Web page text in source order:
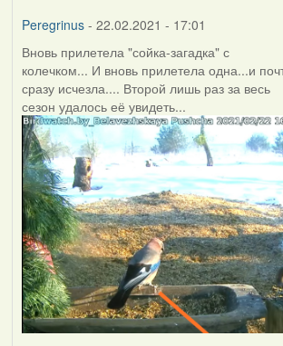
Peregrinus- 22.02.2021 - 17:01
Вновь прилетела "сойка-загадка" с
колечком... И вновь прилетела одна...и
сразу исчезла.... Второй лишь раз за весь
сезон удалось её увидеть...